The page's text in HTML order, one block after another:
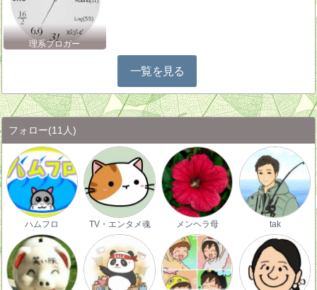
理系ブロガー
一覧を見る
フォロー(11人)
ハムフロ TV・エンタメ魂 メンヘラ母 tak